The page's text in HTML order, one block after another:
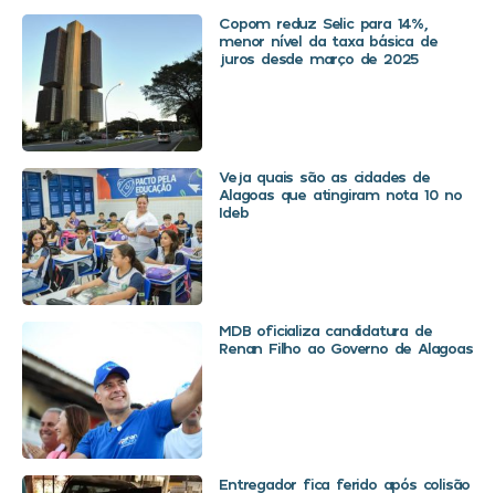
Copom reduz Selic para 14%,
menor nível da taxa básica de
juros desde março de 2025
Veja quais são as cidades de
Alagoas que atingiram nota 10 no
Ideb
MDB oficializa candidatura de
Renan Filho ao Governo de Alagoas
Entregador fica ferido após colisão